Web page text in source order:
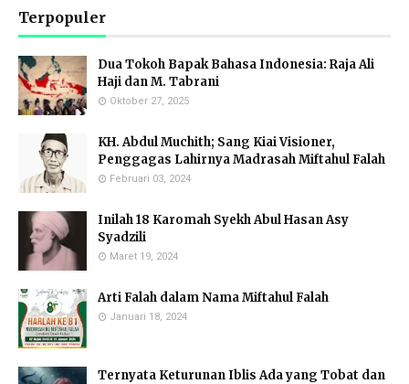
Terpopuler
Dua Tokoh Bapak Bahasa Indonesia: Raja Ali
Haji dan M. Tabrani
Oktober 27, 2025
KH. Abdul Muchith; Sang Kiai Visioner,
Penggagas Lahirnya Madrasah Miftahul Falah
Februari 03, 2024
Inilah 18 Karomah Syekh Abul Hasan Asy
Syadzili
Maret 19, 2024
Arti Falah dalam Nama Miftahul Falah
Januari 18, 2024
Ternyata Keturunan Iblis Ada yang Tobat dan